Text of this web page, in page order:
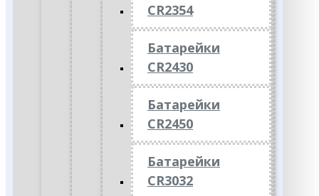
CR2354
Батарейки
CR2430
Батарейки
CR2450
Батарейки
CR3032